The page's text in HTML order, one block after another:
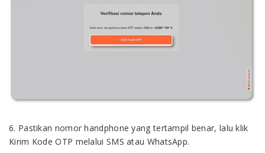
6. Pastikan nomor handphone yang tertampil benar, lalu klik
Kirim Kode OTP melalui SMS atau WhatsApp.